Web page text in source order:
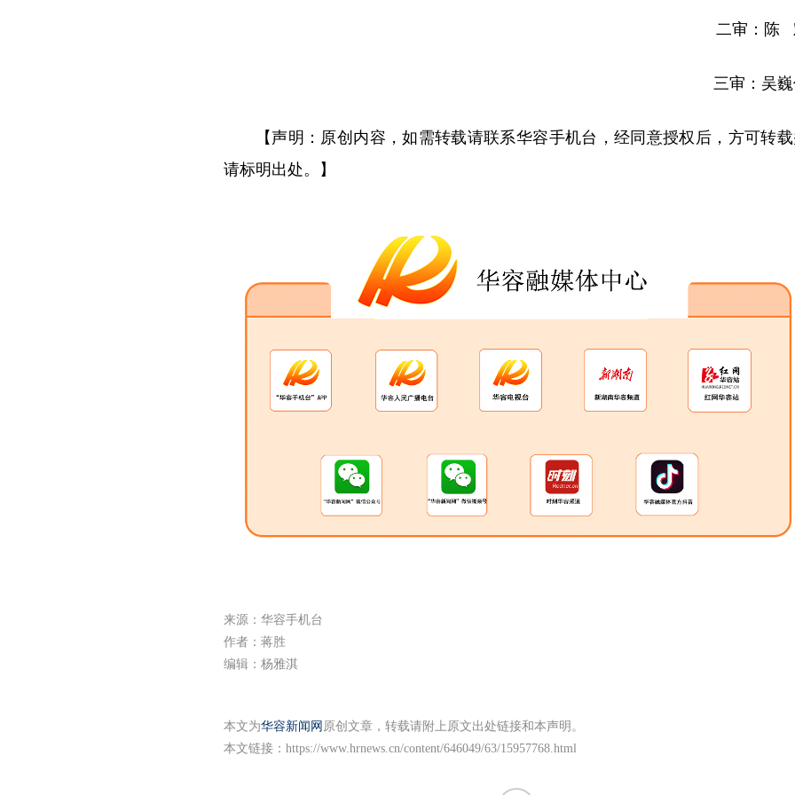
二审：陈
三审：吴
【声明：原创内容，如需转载请联系华容手机台，经同意授权后，方可转
请标明出处。】
来源：华容手机台
作者：蒋胜
编辑：杨雅淇
本文为华容新闻网 原创文章，转载请附上原文出处链接和本声明。
本文链接： https://www.hrnews.cn/content/646049/63/15957768.html